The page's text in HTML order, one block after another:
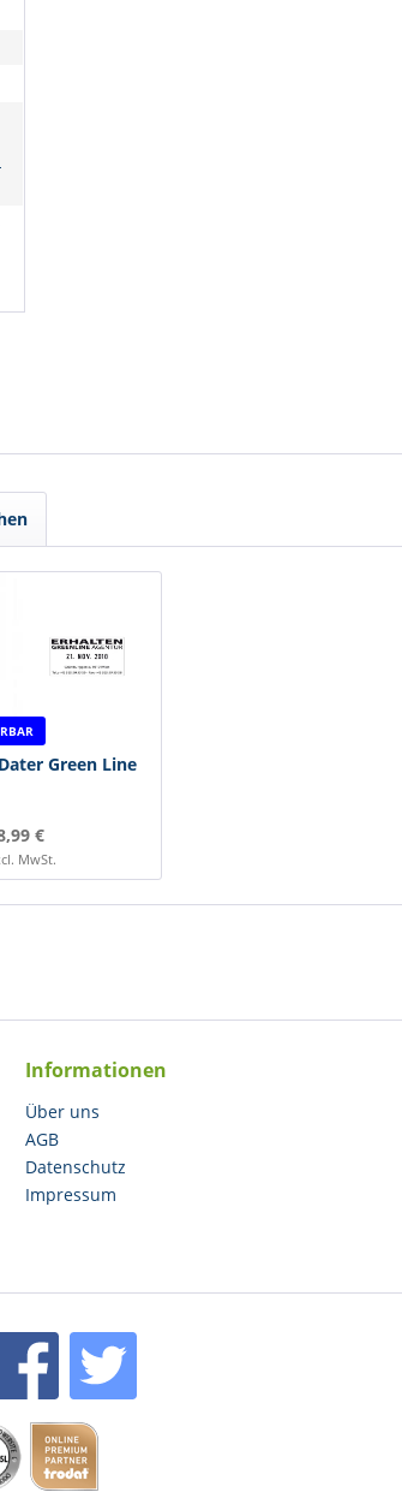
Green Line
€
MwSt.
Informationen
Über uns
AGB
Datenschutz
Impressum